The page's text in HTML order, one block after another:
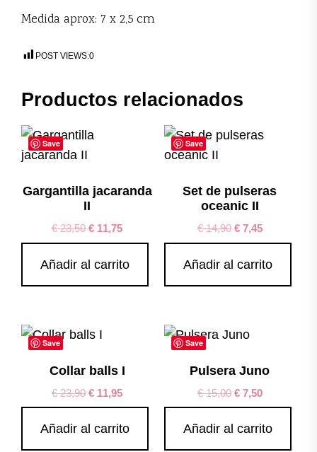
Medida aprox: 7 x 2,5 cm
POST VIEWS:0
Productos relacionados
Save
Gargantilla jacaranda
II
€23,50 € 11,75
Añadir al carrito
Save
Set de pulseras
oceanic II
€14,90 €7,45
Añadir al carrito
Save
Collar balls I
€23,90 € 11,95
Añadir al carrito
Save
Pulsera Juno
€15,00 €7,50
Añadir al carrito